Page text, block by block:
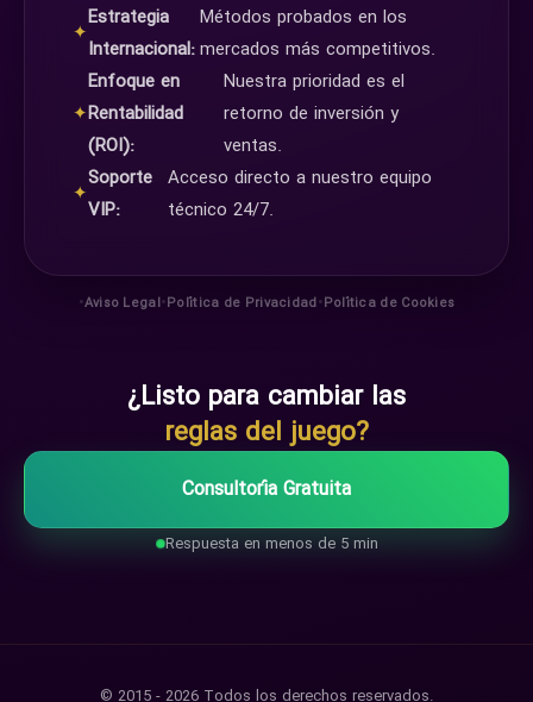
✦
Estrategia
Internacional:
Métodos probados en los
mercados más competitivos.
✦
Enfoque en
Rentabilidad
(ROI):
Nuestra prioridad es el
retorno de inversión y
ventas.
✦
Soporte
VIP:
Acceso directo a nuestro equipo
técnico 24/7.
•Aviso Legal•Política de Privacidad•Política de Cookies
¿Listo para cambiar las
reglas del juego?
Consultoría Gratuita
Respuesta en menos de 5 min
© 2015 - 2026 Todos los derechos reservados.